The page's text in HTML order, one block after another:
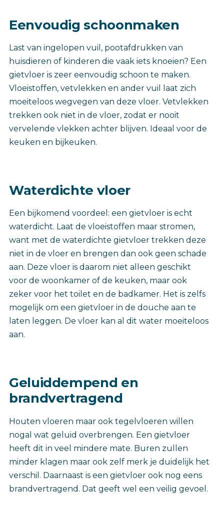
Eenvoudig schoonmaken
Last van ingelopen vuil, pootafdrukken van
huisdieren of kinderen die vaak iets knoeien? Een
gietvloer is zeer eenvoudig schoon te maken.
Vloeistoffen, vetvlekken en ander vuil laat zich
moeiteloos wegvegen van deze vloer. Vetvlekken
trekken ook niet in de vloer, zodat er nooit
vervelende vlekken achter blijven. Ideaal voor de
keuken en bijkeuken.
Waterdichte vloer
Een bijkomend voordeel: een gietvloer is echt
waterdicht. Laat de vloeistoffen maar stromen,
want met de waterdichte gietvloer trekken deze
niet in de vloer en brengen dan ook geen schade
aan. Deze vloer is daarom niet alleen geschikt
voor de woonkamer of de keuken, maar ook
zeker voor het toilet en de badkamer. Het is zelfs
mogelijk om een gietvloer in de douche aan te
laten leggen. De vloer kan al dit water moeiteloos
aan.
Geluiddempend en
brandvertragend
Houten vloeren maar ook tegelvloeren willen
nogal wat geluid overbrengen. Een gietvloer
heeft dit in veel mindere mate. Buren zullen
minder klagen maar ook zelf merk je duidelijk het
verschil. Daarnaast is een gietvloer ook nog eens
brandvertragend. Dat geeft wel een veilig gevoel.